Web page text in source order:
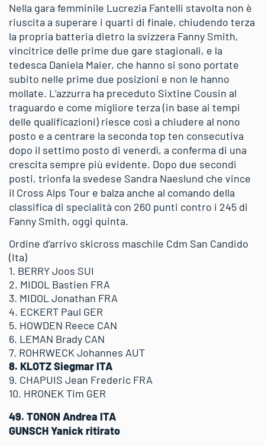
Nella gara femminile Lucrezia Fantelli stavolta non è
riuscita a superare i quarti di finale, chiudendo terza
la propria batteria dietro la svizzera Fanny Smith,
vincitrice delle prime due gare stagionali, e la
tedesca Daniela Maier, che hanno si sono portate
subito nelle prime due posizioni e non le hanno
mollate. L’azzurra ha preceduto Sixtine Cousin al
traguardo e come migliore terza (in base ai tempi
delle qualificazioni) riesce così a chiudere al nono
posto e a centrare la seconda top ten consecutiva
dopo il settimo posto di venerdì, a conferma di una
crescita sempre più evidente. Dopo due secondi
posti, trionfa la svedese Sandra Naeslund che vince
il Cross Alps Tour e balza anche al comando della
classifica di specialità con 260 punti contro i 245 di
Fanny Smith, oggi quinta.
Ordine d’arrivo skicross maschile Cdm San Candido
(Ita)
1. BERRY Joos SUI
2. MIDOL Bastien FRA
3. MIDOL Jonathan FRA
4. ECKERT Paul GER
5. HOWDEN Reece CAN
6. LEMAN Brady CAN
7. ROHRWECK Johannes AUT
8. KLOTZ Siegmar ITA
9. CHAPUIS Jean Frederic FRA
10. HRONEK Tim GER
49. TONON Andrea ITA
GUNSCH Yanick ritirato